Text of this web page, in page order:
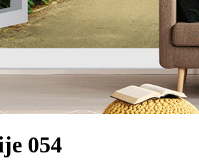
054